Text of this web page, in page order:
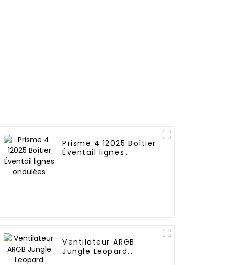
Prisme 4 12025 Boîtier
Éventail lignes
Ventilateur ARGB
Jungle Leopard